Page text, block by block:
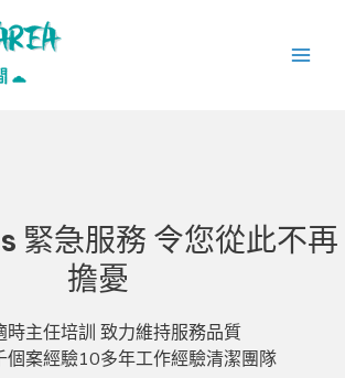
緊急服務 令您從此不再
擔憂
時主任培訓 致力維持服務品質
個案經驗10多年工作經驗清潔團隊